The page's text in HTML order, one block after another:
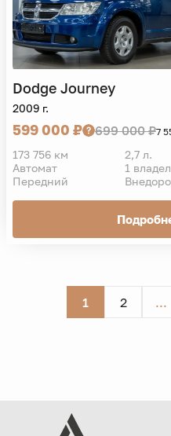
Dodge Journey
2009 г.
599 000 ₽ 699 000 ₽7
173 756 км 2,7 л.
Автомат
1
Передний
1 2 ...